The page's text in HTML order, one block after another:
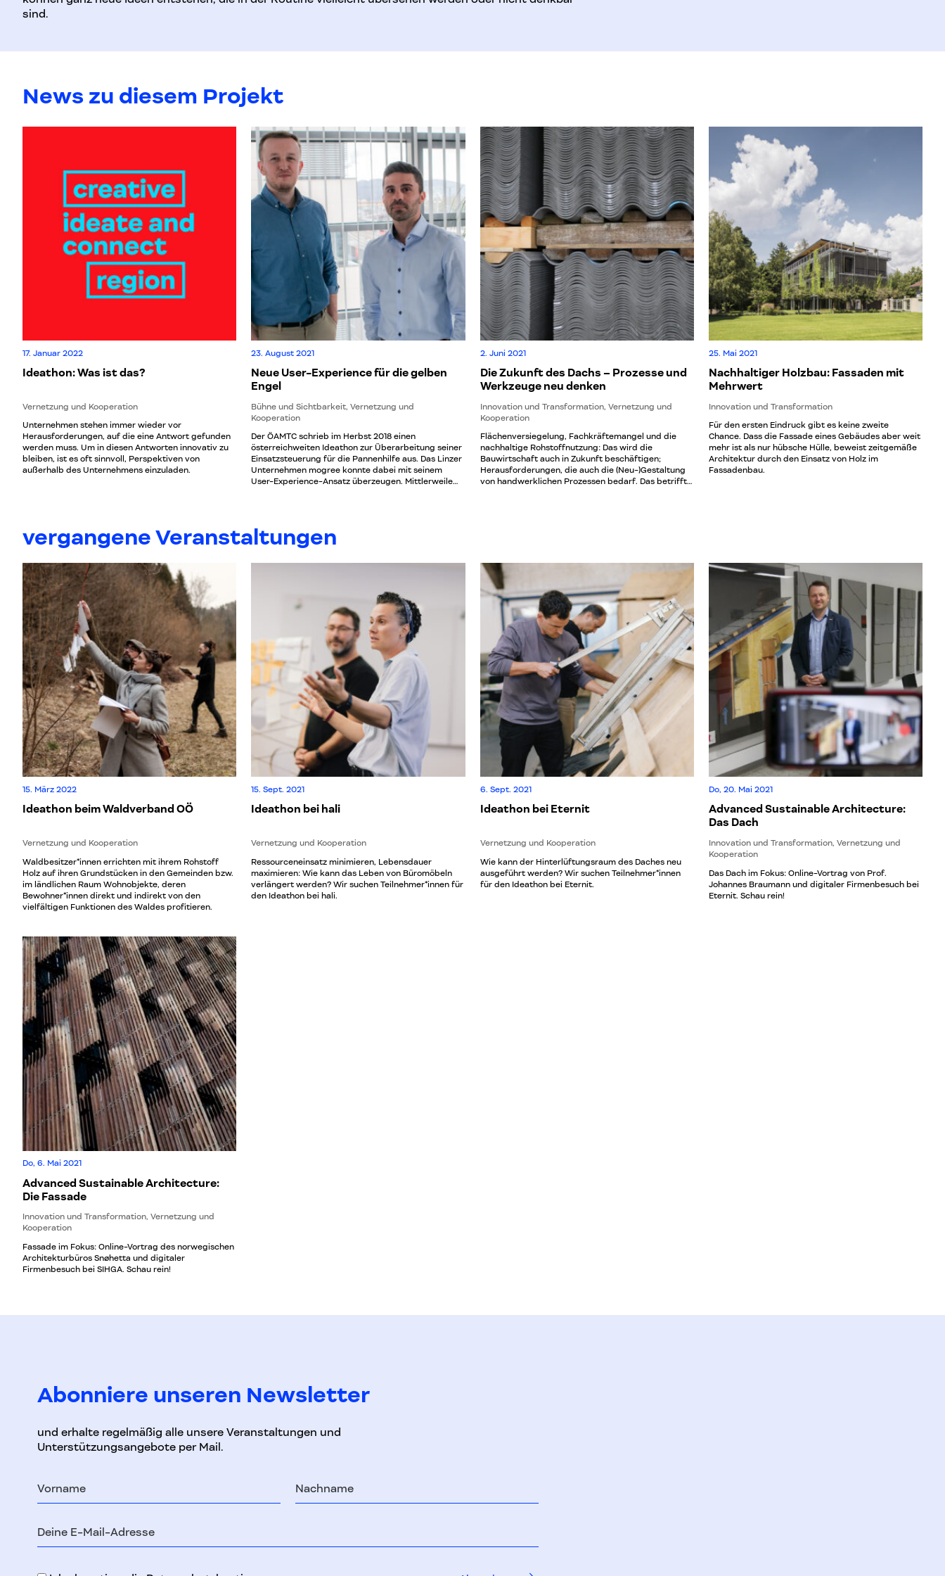
sind.
News zu diesem Projekt
17. Januar 2022
Ideathon: Was ist das?
Vernetzung und Kooperation
Unternehmen stehen immer wieder vor
Herausforderungen, auf die eine Antwort gefunden
werden muss. Um in diesen Antworten innovativ zu
bleiben, ist es oft sinnvoll, Perspektiven von
außerhalb des Unternehmens einzuladen.
23. August 2021
Neue User-Experience für die gelben
Engel
Bühne und Sichtbarkeit, Vernetzung und
Kooperation
Der ÖAMTC schrieb im Herbst 2018 einen
österreichweiten Ideathon zur Überarbeitung seiner
Einsatzsteuerung für die Pannenhilfe aus. Das Linzer
Unternehmen mogree konnte dabei mit seinem
User-Experience-Ansatz überzeugen. Mittlerweile
2. Juni 2021
Die Zukunft des Dachs – Prozesse und
Werkzeuge neu denken
Innovation und Transformation, Vernetzung und
Kooperation
Flächenversiegelung, Fachkräftemangel und die
nachhaltige Rohstoffnutzung: Das wird die
Bauwirtschaft auch in Zukunft beschäftigen;
Herausforderungen, die auch die (Neu-)Gestaltung
von handwerklichen Prozessen bedarf. Das betrifft
25. Mai 2021
Nachhaltiger Holzbau: Fassaden mit
Mehrwert
Innovation und Transformation
Für den ersten Eindruck gibt es keine zweite
Chance. Dass die Fassade eines Gebäudes aber weit
mehr ist als nur hübsche Hülle, beweist zeitgemäße
Architektur durch den Einsatz von Holz im
Fassadenbau.
vergangene Veranstaltungen
15. März 2022
Ideathon beim Waldverband OÖ
Vernetzung und Kooperation
Waldbesitzer*innen errichten mit ihrem Rohstoff
Holz auf ihren Grundstücken in den Gemeinden bzw.
im ländlichen Raum Wohnobjekte, deren
Bewohner*innen direkt und indirekt von den
vielfältigen Funktionen des Waldes profitieren.
15. Sept. 2021
Ideathon bei hali
Vernetzung und Kooperation
Ressourceneinsatz minimieren, Lebensdauer
maximieren: Wie kann das Leben von Büromöbeln
verlängert werden? Wir suchen Teilnehmer*innen für
den Ideathon bei hali.
6. Sept. 2021
Ideathon bei Eternit
Vernetzung und Kooperation
Wie kann der Hinterlüftungsraum des Daches neu
ausgeführt werden? Wir suchen Teilnehmer*innen
für den Ideathon bei Eternit.
Do, 20. Mai 2021
Advanced Sustainable Architecture:
Das Dach
Innovation und Transformation, Vernetzung und
Kooperation
Das Dach im Fokus: Online-Vortrag von Prof.
Johannes Braumann und digitaler Firmenbesuch bei
Eternit. Schau rein!
Do, 6. Mai 2021
Advanced Sustainable Architecture:
Die Fassade
Innovation und Transformation, Vernetzung und
Kooperation
Fassade im Fokus: Online-Vortrag des norwegischen
Architekturbüros Snøhetta und digitaler
Firmenbesuch bei SIHGA. Schau rein!
Abonniere unseren Newsletter
und erhalte regelmäßig alle unsere Veranstaltungen und
Unterstützungsangebote per Mail.
Nachname
Mail-